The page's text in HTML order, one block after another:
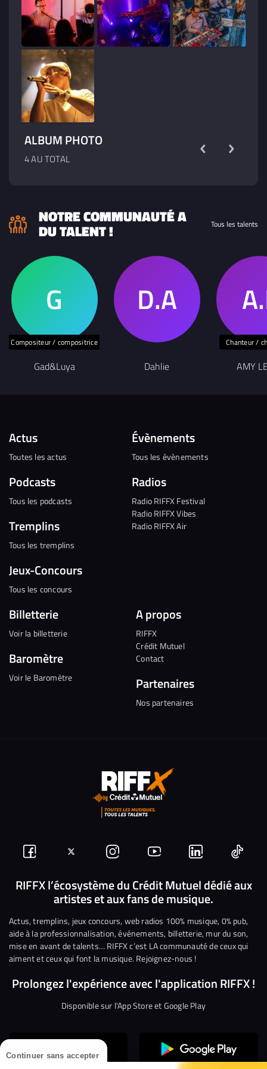
Continuer sans accepter
ALBUM PHOTO
4 AU TOTAL
NOTRE COMMUNAUTÉ A
DU TALENT ! Tous les talents
Compositeur / compositrice
Gad&Luya Dahlie
Chanteur /
AMY
Actus
Toutes les actus
Podcasts
Tous les podcasts
Tremplins
Tous les tremplins
Jeux-Concours
Tous les concours
Évènements
Tous les évènements
Radios
Radio RIFFX Festival
Radio RIFFX Vibes
Radio RIFFX Air
Billetterie
Voir la billetterie
Baromètre
Voir le Baromètre
A propos
RIFFX
Crédit Mutuel
Contact
Partenaires
Nos partenaires
Suivez-
nous
Facebook
Suivez-
nous
sur
Twitter
Nous
rejoindre
sur
Instagram
Nous
rejoindre
sur
YouTube
Nous
rejoindre
sur
Linkedin
Nous
RIFFX l’écosystème du Crédit Mutuel dédié aux
artistes et aux fans de musique.
Actus, tremplins, jeux concours, web radios 100% musique, 0% pub,
aide à la professionnalisation, événements, billetterie, mur du son,
mise en avant de talents… RIFFX c’est LA communauté de ceux qui
aiment et ceux qui font la musique. Rejoignez-nous !
Prolongez l'expérience avec l'application RIFFX !
Disponible sur l'App Store et Google Play